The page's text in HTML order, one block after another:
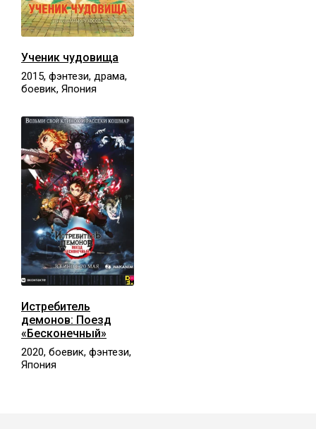
Ученик чудовища
2015, фэнтези, драма,
боевик, Япония
Истребитель
демонов: Поезд
«Бесконечный»
2020, боевик, фэнтези,
Япония